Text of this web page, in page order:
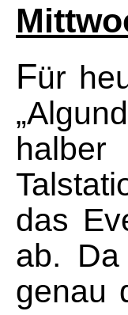
Für
das
ab.
genau